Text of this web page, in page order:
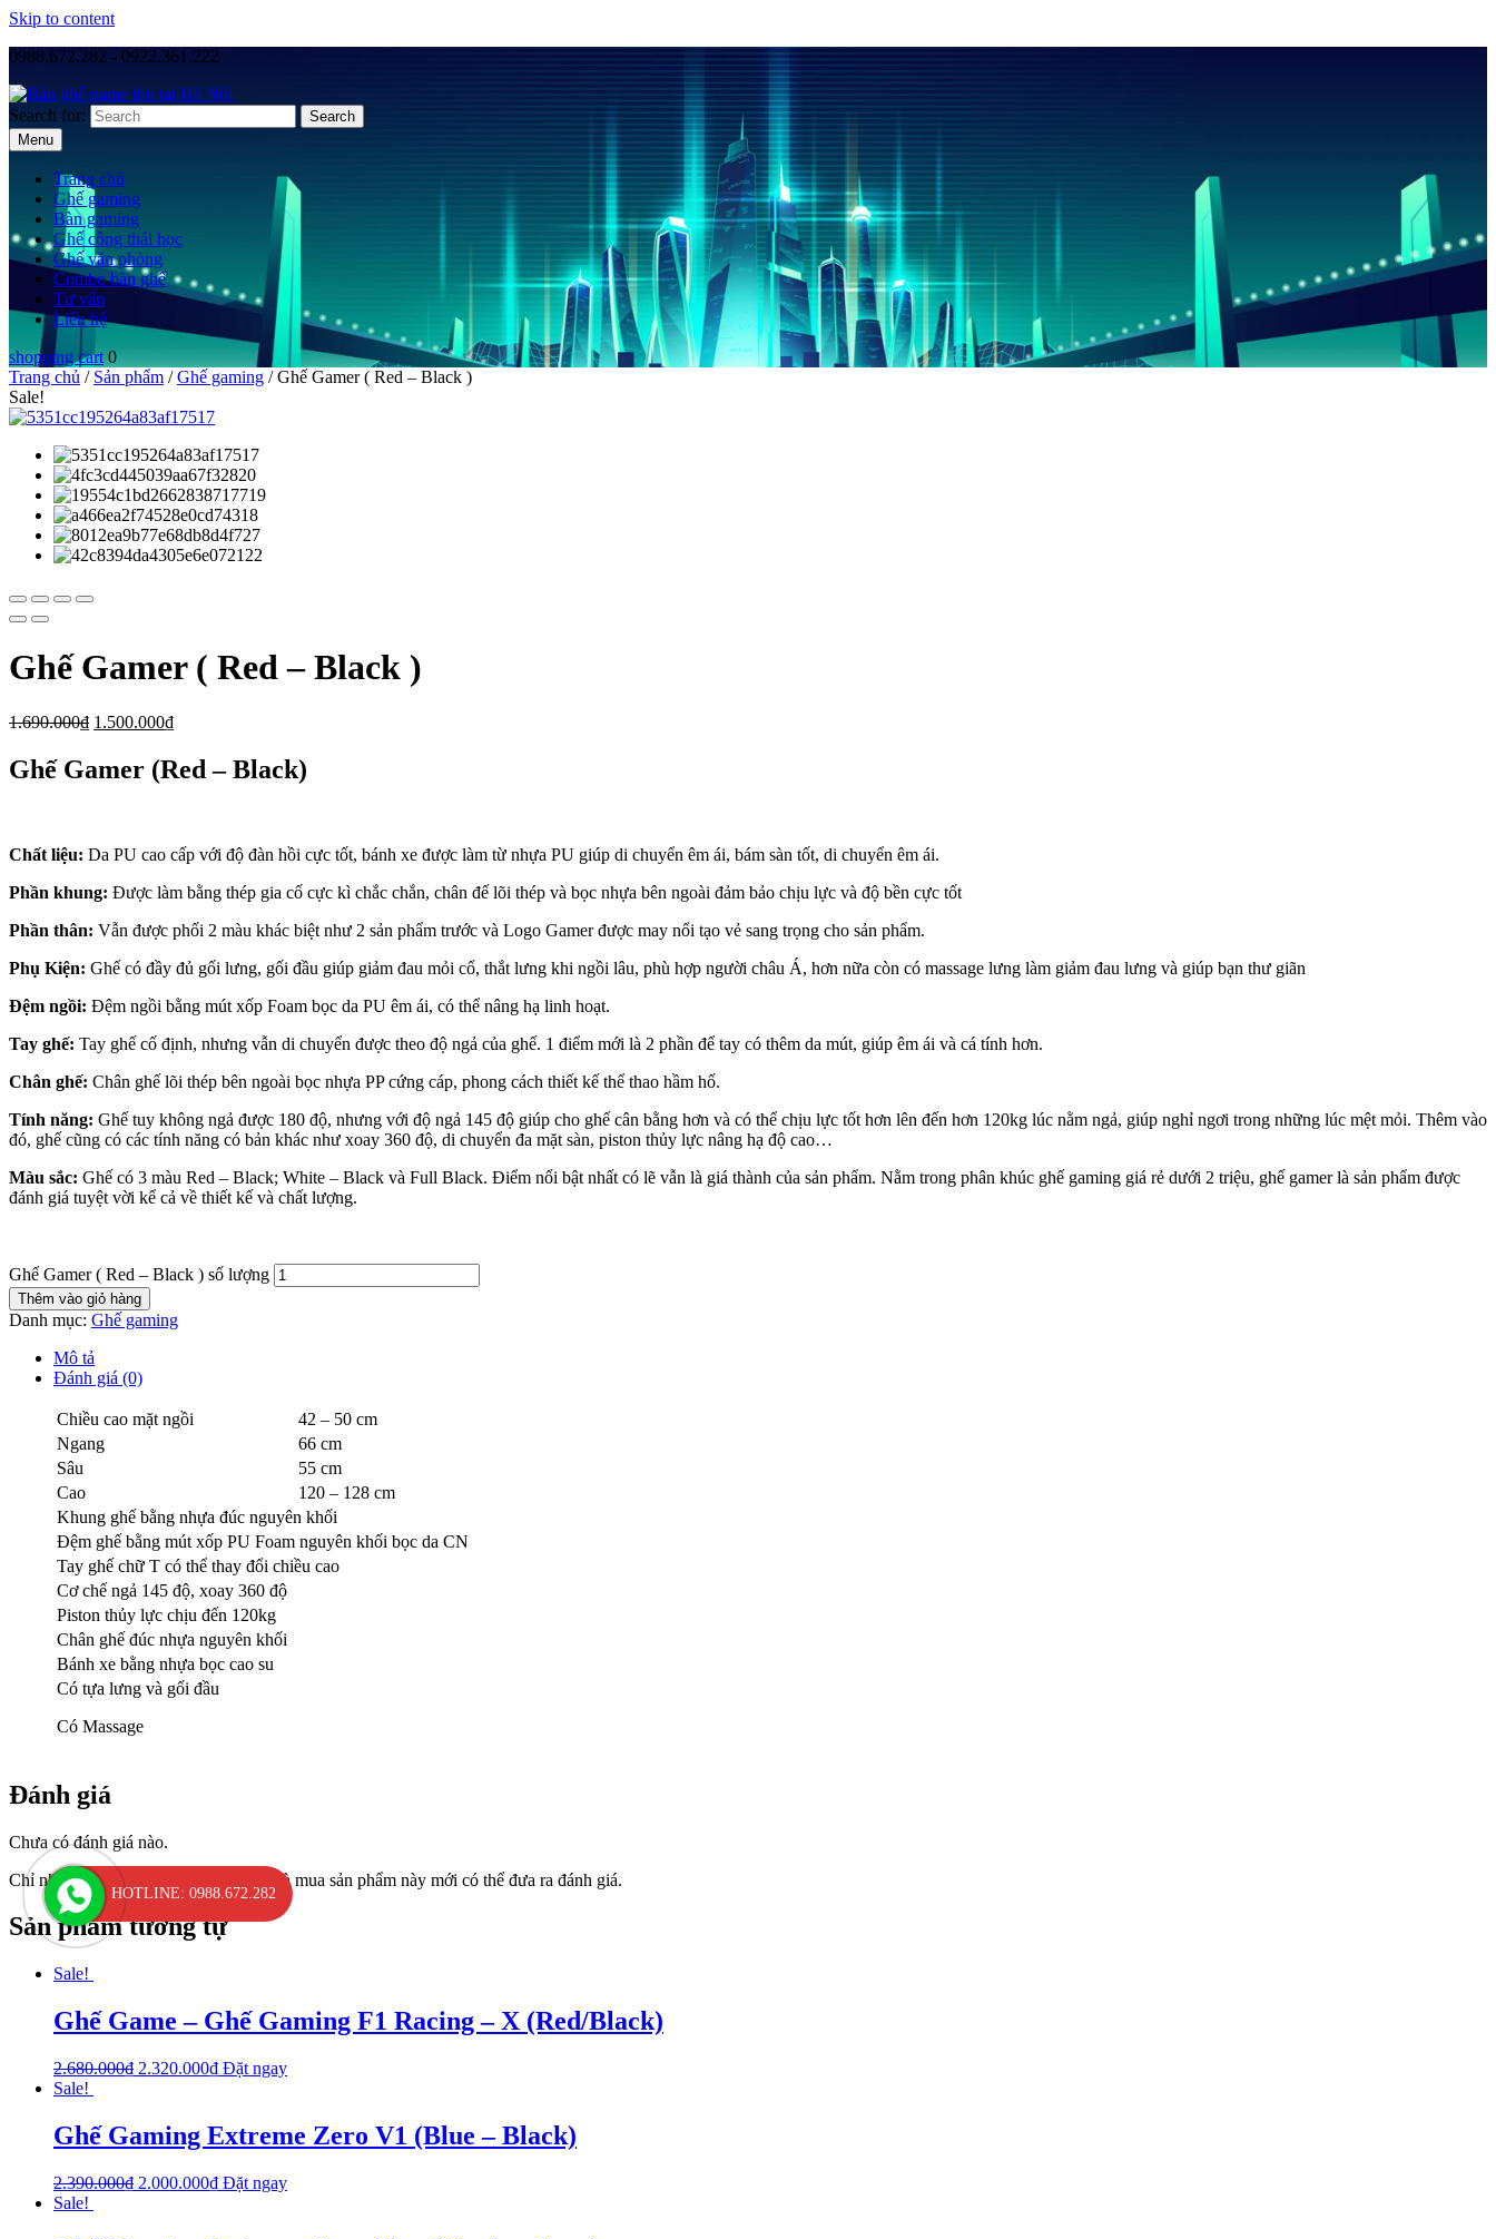
Skip to content
0988.672.282 - 0922.361.222
Search for:
Menu
Trang chủ
Ghế gaming
Bàn gaming
Ghế công thái học
Ghế văn phòng
Combo bàn ghế
Tư vấn
Liên hệ
shopping cart 0
Trang chủ / Sản phẩm /Ghế gaming / Ghế Gamer ( Red – Black )
Sale!
Ghế Gamer ( Red – Black )
1.690.000₫ 1.500.000₫
Ghế Gamer (Red – Black)
Chất liệu: Da PU cao cấp với độ đàn hồi cực tốt, bánh xe được làm từ nhựa PU giúp di chuyển êm ái, bám sàn tốt, di chuyển êm ái.
Phần khung: Được làm bằng thép gia cố cực kì chắc chắn, chân đế lõi thép và bọc nhựa bên ngoài đảm bảo chịu lực và độ bền cực tốt
Phần thân: Vẫn được phối 2 màu khác biệt như 2 sản phẩm trước và Logo Gamer được may nổi tạo vẻ sang trọng cho sản phẩm.
Phụ Kiện: Ghế có đầy đủ gối lưng, gối đầu giúp giảm đau mỏi cổ, thắt lưng khi ngồi lâu, phù hợp người châu Á, hơn nữa còn có massage lưng làm giảm đau lưng và giúp bạn thư giãn
Đệm ngồi: Đệm ngồi bằng mút xốp Foam bọc da PU êm ái, có thể nâng hạ linh hoạt.
Tay ghế: Tay ghế cố định, nhưng vẫn di chuyển được theo độ ngả của ghế. 1 điểm mới là 2 phần để tay có thêm da mút, giúp êm ái và cá tính hơn.
Chân ghế: Chân ghế lõi thép bên ngoài bọc nhựa PP cứng cáp, phong cách thiết kế thể thao hầm hố.
Tính năng: Ghế tuy không ngả được 180 độ, nhưng với độ ngả 145 độ giúp cho ghế cân bằng hơn và có thể chịu lực tốt hơn lên đến hơn 120kg lúc nằm ngả, giúp nghỉ ngơi trong những lúc mệt mỏi. Thêm vào
đó, ghế cũng có các tính năng có bản khác như xoay 360 độ, di chuyển đa mặt sàn, piston thủy lực nâng hạ độ cao…
Màu sắc: Ghế có 3 màu Red – Black; White – Black và Full Black. Điểm nổi bật nhất có lẽ vẫn là giá thành của sản phẩm. Nằm trong phân khúc ghế gaming giá rẻ dưới 2 triệu, ghế gamer là sản phẩm được
đánh giá tuyệt vời kể cả về thiết kế và chất lượng.
Ghế Gamer ( Red – Black ) số lượng
Thêm vào giỏ hàng
Danh mục: Ghế gaming
Mô tả
Đánh giá (0)
Chiều cao mặt ngồi
42 – 50 cm
Ngang
66 cm
Sâu
55 cm
Cao
120 – 128 cm
Khung ghế bằng nhựa đúc nguyên khối
Đệm ghế bằng mút xốp PU Foam nguyên khối bọc da CN
Tay ghế chữ T có thể thay đổi chiều cao
Cơ chế ngả 145 độ, xoay 360 độ
Piston thủy lực chịu đến 120kg
Chân ghế đúc nhựa nguyên khối
Bánh xe bằng nhựa bọc cao su
Có tựa lưng và gối đầu
Có Massage
Đánh giá
Chưa có đánh giá nào.
Chỉ những khách hàng đã đăng nhập và mua sản phẩm này mới có thể đưa ra đánh giá.
Sản phẩm tương tự
Sale!
Ghế Game – Ghế Gaming F1 Racing – X (Red/Black)
2.680.000₫ 2.320.000₫ Đặt ngay
Sale!
Ghế Gaming Extreme Zero V1 (Blue – Black)
2.390.000₫ 2.000.000₫ Đặt ngay
Sale!
HOTLINE: 0988.672.282